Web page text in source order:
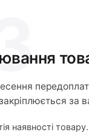
за
наявності товару.